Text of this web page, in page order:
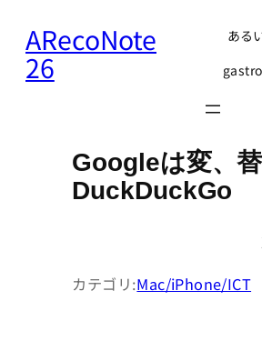
ARecoNote
26
ある
Googleは変、
DuckDuckGo
カテゴリ:Mac/iPhone/ICT